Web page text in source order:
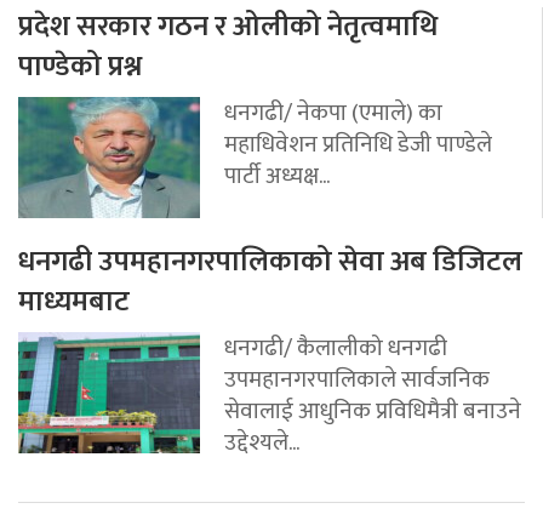
प्रदेश सरकार गठन र ओलीको नेतृत्वमाथि
पाण्डेको प्रश्न
धनगढी/ नेकपा (एमाले) का
महाधिवेशन प्रतिनिधि डेजी पाण्डेले
पार्टी अध्यक्ष...
धनगढी उपमहानगरपालिकाको सेवा अब डिजिटल
माध्यमबाट
धनगढी/ कैलालीको धनगढी
उपमहानगरपालिकाले सार्वजनिक
सेवालाई आधुनिक प्रविधिमैत्री बनाउने
उद्देश्यले...